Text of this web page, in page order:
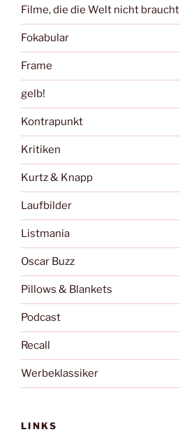
Filme, die die Welt nicht braucht
Fokabular
Frame
gelb!
Kontrapunkt
Kritiken
Kurtz & Knapp
Laufbilder
Listmania
Oscar Buzz
Pillows & Blankets
Podcast
Recall
Werbeklassiker
LINKS